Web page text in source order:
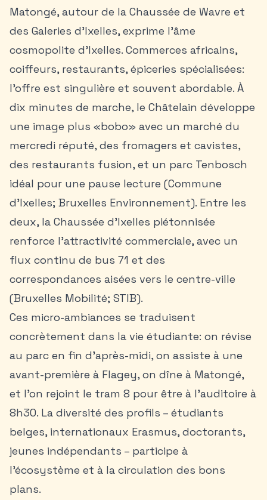
Matongé, autour de la Chaussée de Wavre et
des Galeries d’Ixelles, exprime l’âme
cosmopolite d’Ixelles. Commerces africains,
coiffeurs, restaurants, épiceries spécialisées:
l’offre est singulière et souvent abordable. À
dix minutes de marche, le Châtelain développe
une image plus «bobo» avec un marché du
mercredi réputé, des fromagers et cavistes,
des restaurants fusion, et un parc Tenbosch
idéal pour une pause lecture (Commune
d’Ixelles; Bruxelles Environnement). Entre les
deux, la Chaussée d’Ixelles piétonnisée
renforce l’attractivité commerciale, avec un
flux continu de bus 71 et des
correspondances aisées vers le centre-ville
(Bruxelles Mobilité; STIB).
Ces micro-ambiances se traduisent
concrètement dans la vie étudiante: on révise
au parc en fin d’après-midi, on assiste à une
avant-première à Flagey, on dîne à Matongé,
et l’on rejoint le tram 8 pour être à l’auditoire à
8h30. La diversité des profils – étudiants
belges, internationaux Erasmus, doctorants,
jeunes indépendants – participe à
l’écosystème et à la circulation des bons
plans.